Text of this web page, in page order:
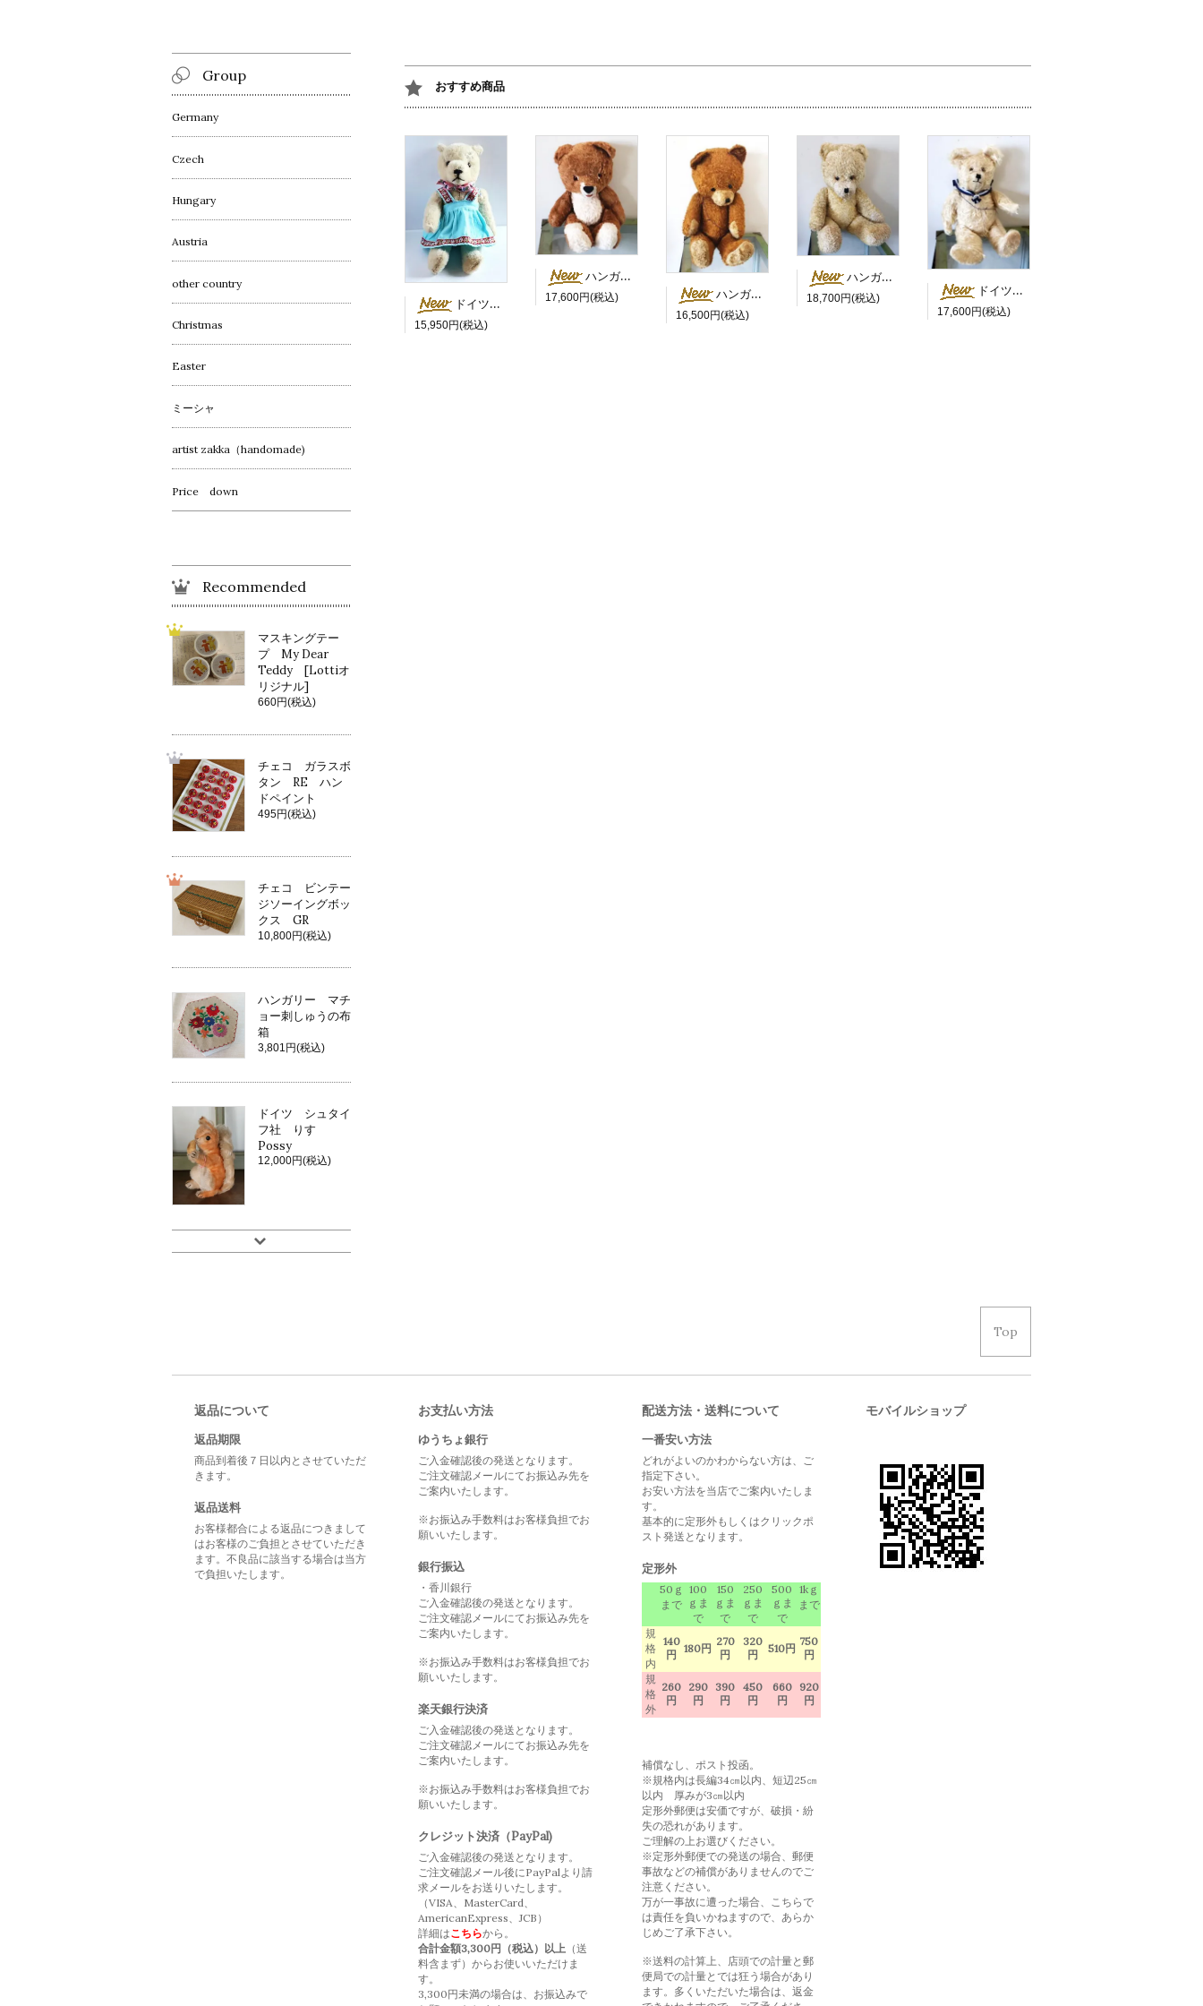
おすすめ商品
ドイツ 水色のスカートを履いた白くま
15,950円(税込)
ハンガリー 茶色い目のにっこりベア
17,600円(税込) ハンガリー 茶色いにっこりさん 鳴き笛入
16,500円(税込)
ハンガリー 白鼻の大きなベア
18,700円(税込) ドイツ セーラーカラーの白くま
17,600円(税込)
Group
Germany
Czech
Hungary
Austria
other country
Christmas
Easter
ミーシャ
artist zakka（handomade)
Price down
Recommended
マスキングテー
プ My Dear
Teddy [Lottiオ
リジナル]
660円(税込)
チェコ ガラスボ
タン RE ハン
ドペイント
495円(税込)
チェコ ビンテー
ジソーイングボッ
クス GR
10,800円(税込)
ハンガリー マチ
ョー刺しゅうの布
箱
3,801円(税込)
ドイツ シュタイ
フ社 りす
Possy
12,000円(税込)
Top
返品について
返品期限
商品到着後７日以内とさせていただ
きます。
返品送料
お客様都合による返品につきまして
はお客様のご負担とさせていただき
ます。不良品に該当する場合は当方
で負担いたします。
お支払い方法
ゆうちょ銀行
ご入金確認後の発送となります。
ご注文確認メールにてお振込み先を
ご案内いたします。
※お振込み手数料はお客様負担でお
願いいたします。
銀行振込
・香川銀行
ご入金確認後の発送となります。
ご注文確認メールにてお振込み先を
ご案内いたします。
※お振込み手数料はお客様負担でお
願いいたします。
楽天銀行決済
ご入金確認後の発送となります。
ご注文確認メールにてお振込み先を
ご案内いたします。
※お振込み手数料はお客様負担でお
願いいたします。
クレジット決済（PayPal)
ご入金確認後の発送となります。
ご注文確認メール後にPayPalより請
求メールをお送りいたします。
（VISA、MasterCard、
AmericanExpress、JCB）
詳細はこちらから。
合計金額3,300円（税込）以上 （送
料含まず）からお使いいただけま
す。
3,300円未満の場合は、お振込みで
配送方法・送料について
一番安い方法
どれがよいのかわからない方は、ご
指定下さい。
お安い方法を当店でご案内いたしま
す。
基本的に定形外もしくはクリックポ
スト発送となります。
定形外
50ｇ
まで
100
ｇま
で
150
ｇま
で
250
ｇま
で
500
ｇま
で
1kｇ
まで
規
格
内
140
円 180円
270
円
320
円
510円
750
円
規
格
外
260
円
290
円
390
円
450
円
660
円
920
円
補償なし、ポスト投函。
※規格内は長編34㎝以内、短辺25㎝
以内 厚みが3㎝以内
定形外郵便は安価ですが、破損・紛
失の恐れがあります。
ご理解の上お選びください。
※定形外郵便での発送の場合、郵便
事故などの補償がありませんのでご
注意ください。
万が一事故に遭った場合、こちらで
は責任を負いかねますので、あらか
じめご了承下さい。
※送料の計算上、店頭での計量と郵
便局での計量とでは狂う場合があり
ます。多くいただいた場合は、返金
モバイルショップ